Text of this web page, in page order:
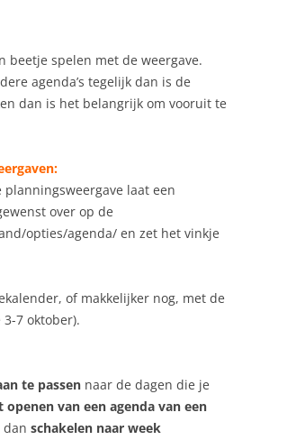
beetje spelen met de weergave.
agenda’s tegelijk dan is de
dan is het belangrijk om vooruit te
planningsweergave laat een
over op de
opties/agenda/ en zet het vinkje
of makkelijker nog, met de
7 oktober).
te passen naar de dagen die je
openen van een agenda van een
dan schakelen naar week